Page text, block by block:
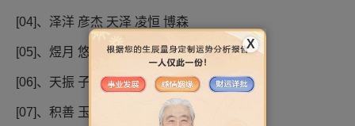
[04]、泽洋 彦杰 天泽 凌恒 博森
[05]、煜月 悠永 远博 旭尧 越彬
[06]、天振 子涵 轩成 天翊 胤祥
[07]、积善 玉渊 昊阳 博衍 擎苍
X